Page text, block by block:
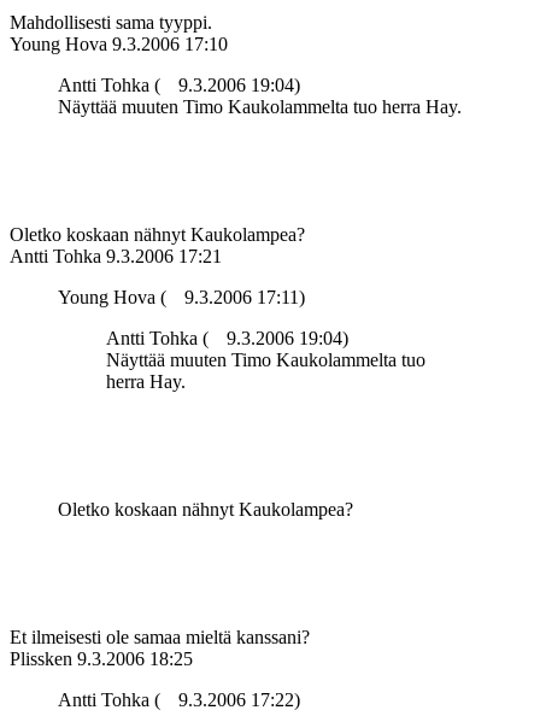
Mahdollisesti sama tyyppi.
Young Hova 9.3.2006 17:10
Antti Tohka (
9.3.2006 19:04)
Näyttää muuten Timo Kaukolammelta tuo herra Hay.
Oletko koskaan nähnyt Kaukolampea?
Antti Tohka 9.3.2006 17:21
Young Hova (
9.3.2006 17:11)
Antti Tohka (
9.3.2006 19:04)
Näyttää muuten Timo Kaukolammelta tuo
herra Hay.
Oletko koskaan nähnyt Kaukolampea?
Et ilmeisesti ole samaa mieltä kanssani?
Plissken 9.3.2006 18:25
Antti Tohka (
9.3.2006 17:22)